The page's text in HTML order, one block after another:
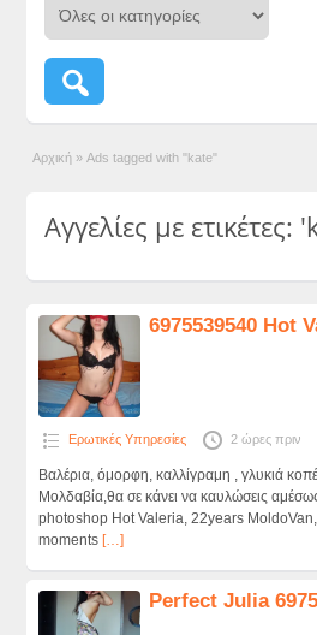
Αρχική » Ads tagged with "kate"
Αγγελίες με ετικέτες:
6975539540 Hot
Ερωτικές Υπηρεσίες 2 ώρες πριν
Βαλέρια, όμορφη, καλλίγραμη , γλυκιά
Μολδαβία,θα σε κάνει να καυλώσεις
photoshop Hot Valeria, 22years
moments […]
Perfect Julia